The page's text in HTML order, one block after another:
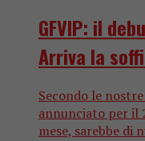
GFVIP: il
Arriva la
Secondo le
annunciato per il
mese, sarebbe di